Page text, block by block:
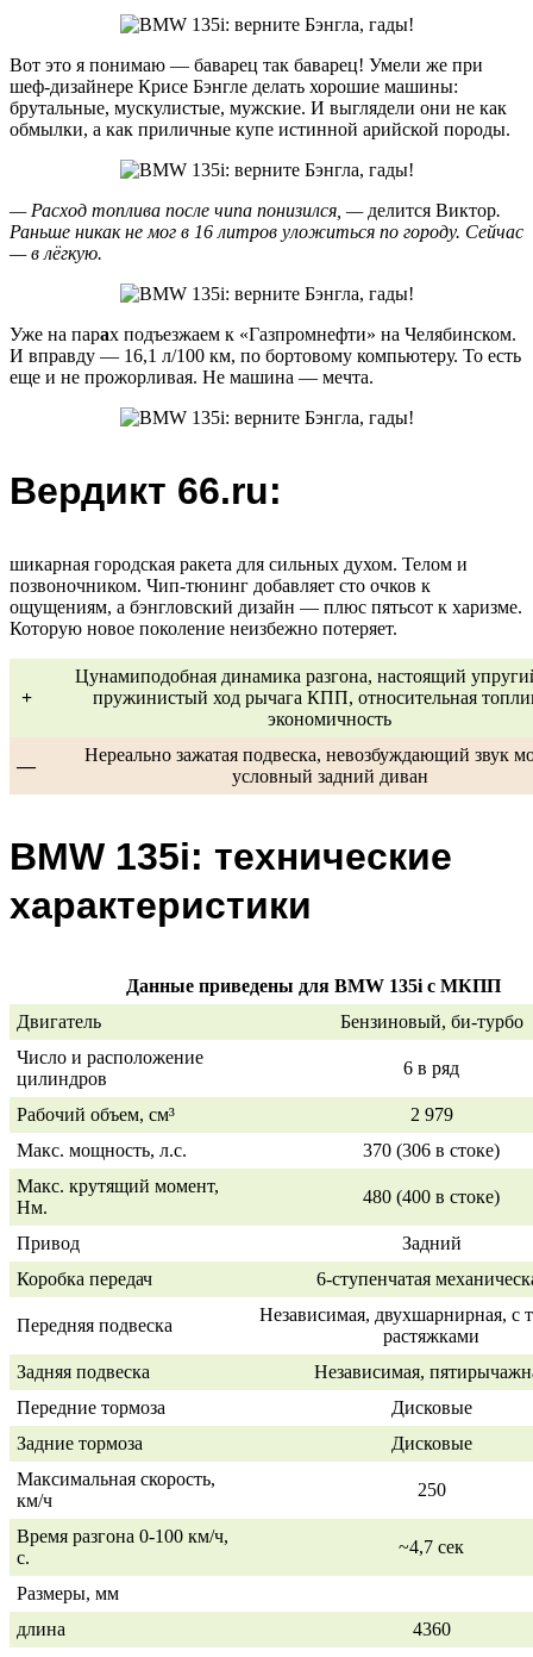
Вот это я понимаю — баварец так баварец! Умели же при
шеф-дизайнере Крисе Бэнгле делать хорошие машины:
брутальные, мускулистые, мужские. И выглядели они не как
обмылки, а как приличные купе истинной арийской породы.
— Расход топлива после чипа понизился, — делится Виктор.
Раньше никак не мог в 16 литров уложиться по городу. Сейчас
— в лёгкую.
Уже на парах подъезжаем к «Газпромнефти» на Челябинском.
И вправду — 16,1 л/100 км, по бортовому компьютеру. То есть
еще и не прожорливая. Не машина — мечта.
Вердикт 66.ru:
шикарная городская ракета для сильных духом. Телом и
позвоночником. Чип-тюнинг добавляет сто очков к
ощущениям, а бэнгловский дизайн — плюс пятьсот к харизме.
Которую новое поколение неизбежно потеряет.
+
Цунамиподобная динамика разгона, настоящий
пружинистый ход рычага КПП, относительная
экономичность
—
Нереально зажатая подвеска, невозбуждающий звук
условный задний диван
BMW 135i: технические
характеристики
Данные приведены для BMW 135i с МКПП
Двигатель
Бензиновый, би-турбо
Число и расположение
цилиндров
6 в ряд
Рабочий объем, см³
2 979
Макс. мощность, л.с.
370 (306 в стоке)
Макс. крутящий момент,
Нм.
480 (400 в стоке)
Привод
Задний
Коробка передач
6-ступенчатая
Передняя подвеска
Независимая, двухшарнирная, с
растяжками
Задняя подвеска
Независимая,
Передние тормоза
Дисковые
Задние тормоза
Дисковые
Максимальная скорость,
км/ч
250
Время разгона 0-100 км/ч,
с.
~4,7 сек
Размеры, мм
длина
4360